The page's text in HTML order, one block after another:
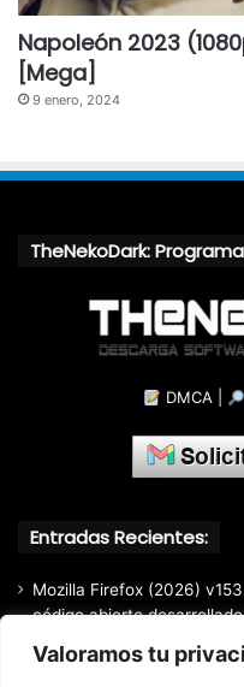
Valoramos tu
Napoleón 2023
[Mega]
9 enero, 2024
TheNekoDark:
DMCA|
Entradas Recientes:
Mozilla Firefox (2026)
código abierto​
Total Audio Converter